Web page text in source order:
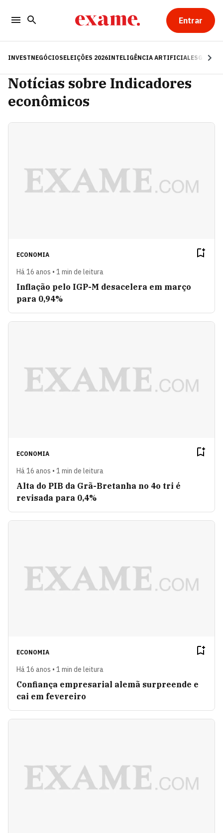
Entrar
INVESTNEGÓCIOSELEIÇÕES 2026INTELIGÊNCIA ARTIFICIALESG
Notícias sobre Indicadores
econômicos
ECONOMIA
Há 16 anos • 1 min de leitura
Inflação pelo IGP-M desacelera em março
para 0,94%
ECONOMIA
Há 16 anos • 1 min de leitura
Alta do PIB da Grã-Bretanha no 4o tri é
revisada para 0,4%
ECONOMIA
Há 16 anos • 1 min de leitura
Confiança empresarial alemã surpreende e
cai em fevereiro